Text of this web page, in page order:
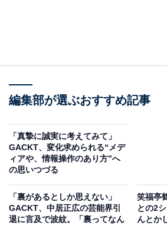
編集部が選ぶおすすめ記事
「真摯に誠実に考えてみて」
GACKT、変化求められる“メデ
ィアや、情報操作のあり方”へ
の思いつづる
「裏があるとしか思えない」
GACKT、中居正広の芸能界引
退に言及で波紋。「裏ってなん
笑福亭
との2
んとか